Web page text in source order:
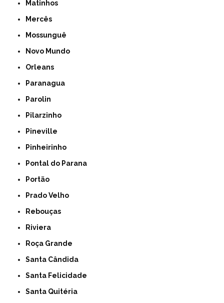
Matinhos
Mercês
Mossunguê
Novo Mundo
Orleans
Paranagua
Parolin
Pilarzinho
Pineville
Pinheirinho
Pontal do Parana
Portão
Prado Velho
Rebouças
Riviera
Roça Grande
Santa Cândida
Santa Felicidade
Santa Quitéria